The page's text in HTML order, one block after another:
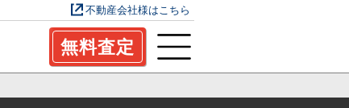
不動産会社様はこちら
無料査定